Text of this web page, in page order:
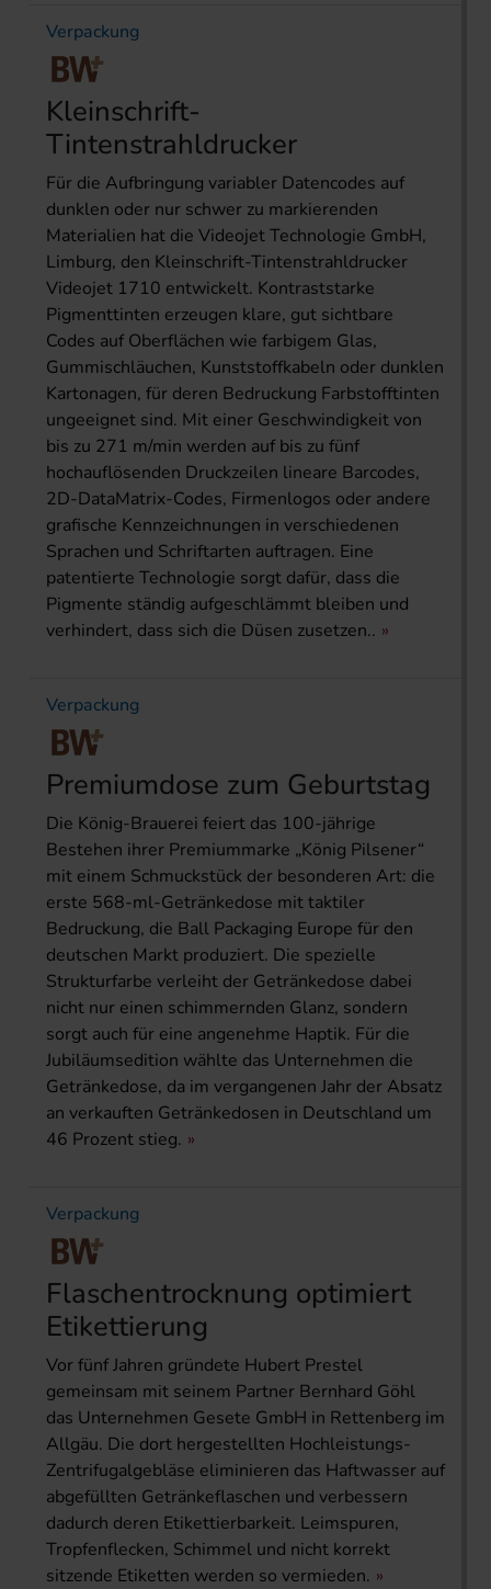
Verpackung
Kleinschrift-
Tintenstrahldrucker
Für die Aufbringung variabler Datencodes auf
dunklen oder nur schwer zu markierenden
Materialien hat die Videojet Technologie GmbH,
Limburg, den Kleinschrift-Tintenstrahldrucker
Videojet 1710 entwickelt. Kontraststarke
Pigmenttinten erzeugen klare, gut sichtbare
Codes auf Oberflächen wie farbigem Glas,
Gummischläuchen, Kunststoffkabeln oder dunklen
Kartonagen, für deren Bedruckung Farbstofftinten
ungeeignet sind. Mit einer Geschwindigkeit von
bis zu 271 m/min werden auf bis zu fünf
hochauflösenden Druckzeilen lineare Barcodes,
2D-DataMatrix-Codes, Firmenlogos oder andere
grafische Kennzeichnungen in verschiedenen
Sprachen und Schriftarten auftragen. Eine
patentierte Technologie sorgt dafür, dass die
Pigmente ständig aufgeschlämmt bleiben und
verhindert, dass sich die Düsen zusetzen..
Verpackung
Premiumdose zum Geburtstag
Die König-Brauerei feiert das 100-jährige
Bestehen ihrer Premiummarke „König Pilsener“
mit einem Schmuckstück der besonderen Art: die
erste 568-ml-Getränkedose mit taktiler
Bedruckung, die Ball Packaging Europe für den
deutschen Markt produziert. Die spezielle
Strukturfarbe verleiht der Getränkedose dabei
nicht nur einen schimmernden Glanz, sondern
sorgt auch für eine angenehme Haptik. Für die
Jubiläumsedition wählte das Unternehmen die
Getränkedose, da im vergangenen Jahr der Absatz
an verkauften Getränkedosen in Deutschland um
46 Prozent stieg.
Verpackung
Flaschentrocknung optimiert
Etikettierung
Vor fünf Jahren gründete Hubert Prestel
gemeinsam mit seinem Partner Bernhard Göhl
das Unternehmen Gesete GmbH in Rettenberg im
Allgäu. Die dort hergestellten Hochleistungs-
Zentrifugalgebläse eliminieren das Haftwasser auf
abgefüllten Getränkeflaschen und verbessern
dadurch deren Etikettierbarkeit. Leimspuren,
Tropfenflecken, Schimmel und nicht korrekt
sitzende Etiketten werden so vermieden.